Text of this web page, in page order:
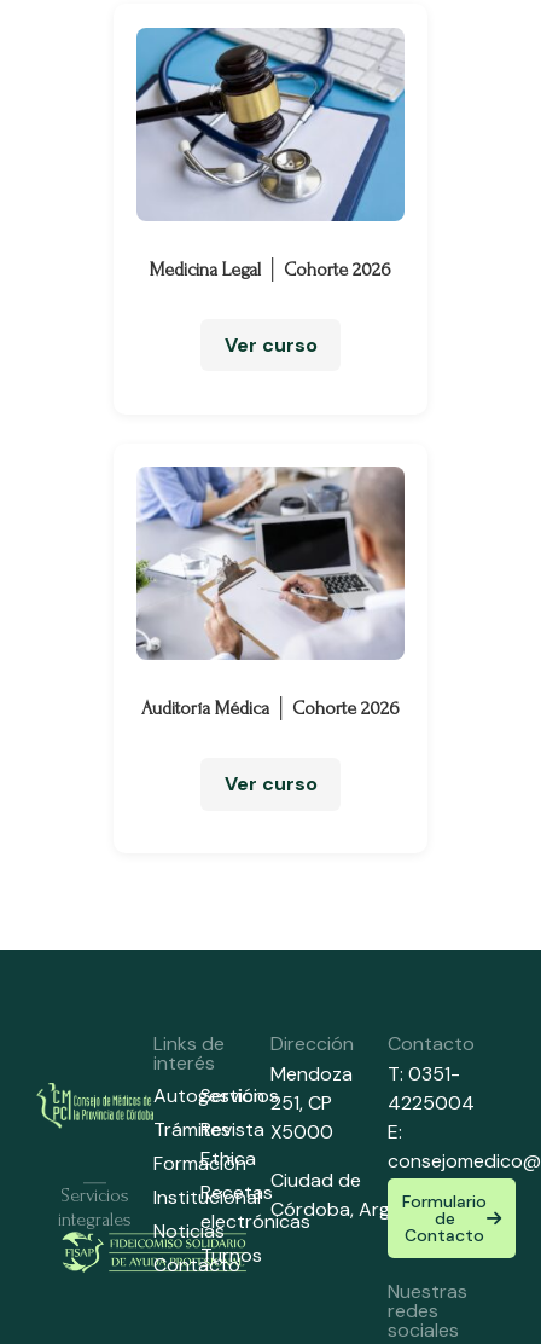
Medicina Legal │ Cohorte 2026
Ver curso
Auditoría Médica │ Cohorte 2026
Ver curso
Servicios
integrales
Links de
interés
Autogestión
Trámites
Formación
Institucional
Noticias
Contacto
Servicios
Revista
Ethica
Recetas
electrónicas
Turnos
Dirección
Mendoza
251,CP
X5000
Ciudad de
Córdoba,Argentina
Contacto
T: 0351-
4225004
E:
Formulario
de
Contacto
Nuestras
redes
sociales